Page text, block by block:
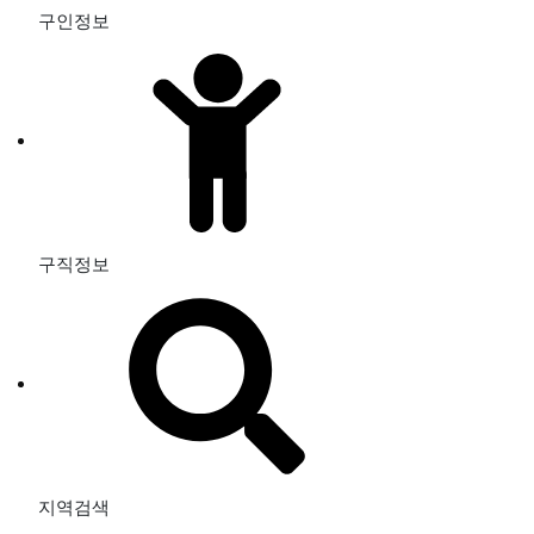
구인정보
구직정보
지역검색